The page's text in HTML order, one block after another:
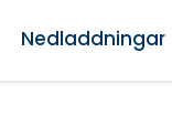
Nedladdningar